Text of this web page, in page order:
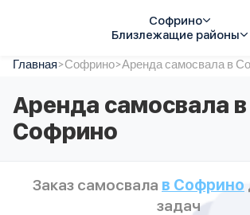
Софрино
Близлежащие районы
Услуги
Автопарк
Тарифы
Акции
Контакты
Главная>Софрино>Аренда самосвала в
Аренда самосвала в
Софрино
Заказ самосвала в Софрино
задач